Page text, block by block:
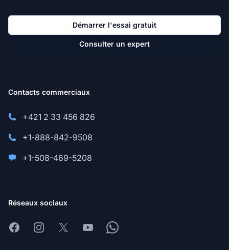
Démarrer l'essai gratuit
Consulter un expert
Contacts commerciaux
+421 2 33 456 826
+1-888-842-9508
+1-508-469-5208
Réseaux sociaux
FacebookInstagram
X YoutubeWhatsapp